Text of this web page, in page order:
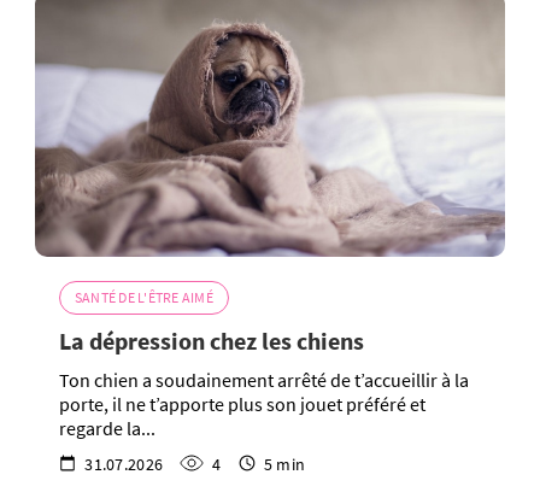
SANTÉ DE L'ÊTRE AIMÉ
La dépression chez les chiens
Ton chien a soudainement arrêté de t’accueillir à la
porte, il ne t’apporte plus son jouet préféré et
regarde la...
31.07.2026 4 5 min